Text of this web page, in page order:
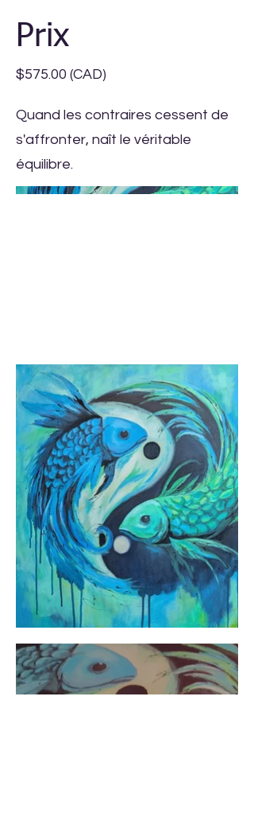
Prix
$575.00 (CAD)
Quand les contraires cessent de
s'affronter, naît le véritable
équilibre.